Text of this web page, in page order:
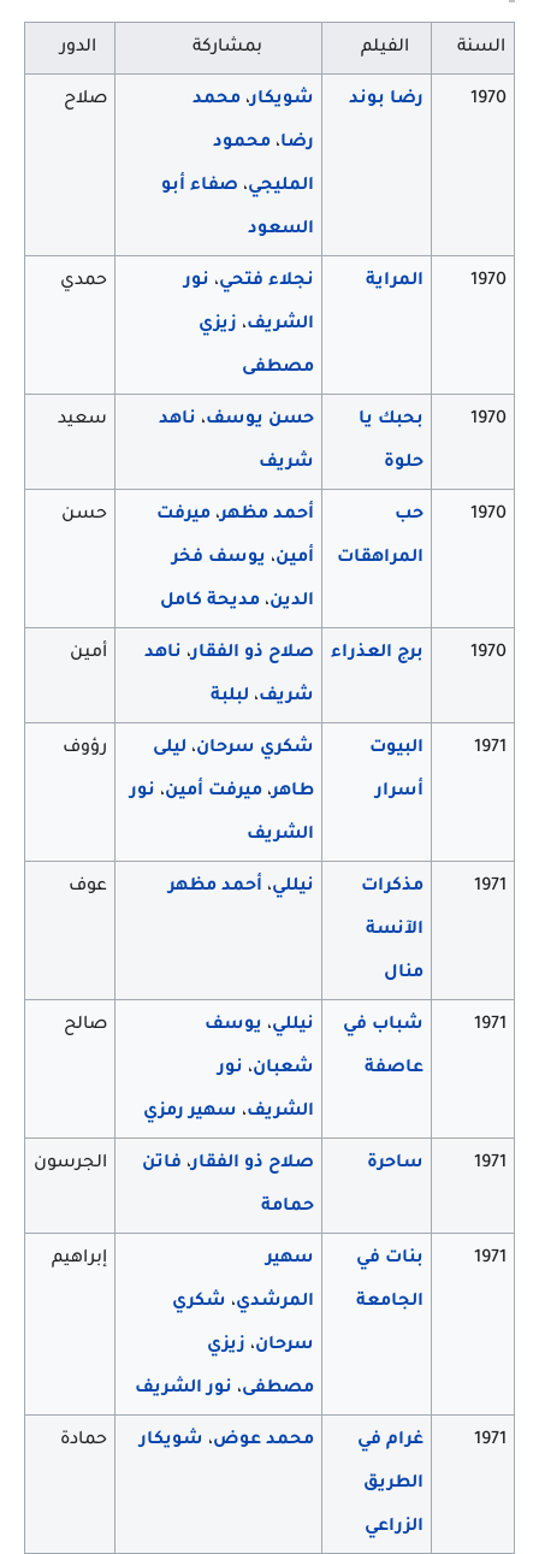
السنة الفيلم بمشاركة الدور
1970 رضا بوند شويكار،محمد
رضا،محمود
المليجي،صفاء أبو
السعود
صلاح
1970 المراية نجلاء فتحي،نور
الشريف،زيزي
مصطفى
حمدي
1970 بحبك يا
حلوة
حسن يوسف،ناهد
شريف
سعيد
1970 حب
المراهقات
أحمد مظهر،ميرفت
أمين،يوسف فخر
الدين،مديحة كامل
حسن
1970 برج العذراء صلاح ذو الفقار،ناهد
شريف،لبلبة
أمين
1971 البيوت
أسرار
شكري سرحان،ليلى
طاهر،ميرفت أمين،نور
الشريف
رؤوف
1971 مذكرات
الآنسة
منال
نيللي،أحمد مظهر عوف
1971 شباب في
عاصفة
نيللي،يوسف
شعبان،نور
الشريف،سهير رمزي
صالح
1971 ساحرة صلاح ذو الفقار،فاتن
حمامة
الجرسون
1971 بنات في
الجامعة
سهير
المرشدي،شكري
سرحان،زيزي
مصطفى،نور الشريف
إبراهيم
1971 غرام في
الطريق
الزراعي
محمد عوض،شويكار حمادة